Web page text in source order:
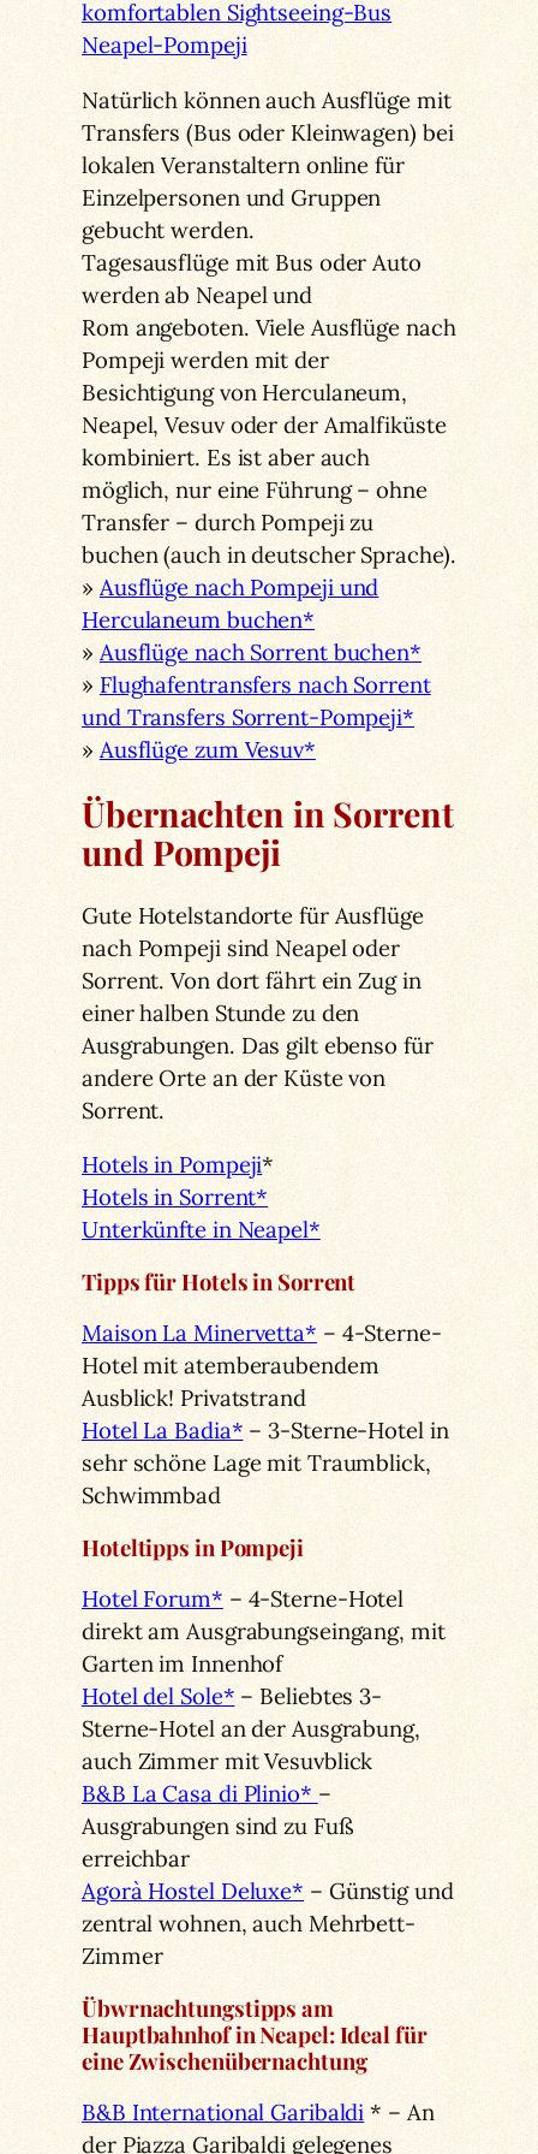
komfortablen Sightseeing-Bus
Neapel-Pompeji
Natürlich können auch Ausflüge mit
Transfers (Bus oder Kleinwagen) bei
lokalen Veranstaltern online für
Einzelpersonen und Gruppen
gebucht werden.
Tagesausflüge mit Bus oder Auto
werden ab Neapel und
Rom angeboten. Viele Ausflüge nach
Pompeji werden mit der
Besichtigung von Herculaneum,
Neapel, Vesuv oder der Amalfiküste
kombiniert. Es ist aber auch
möglich, nur eine Führung – ohne
Transfer – durch Pompeji zu
buchen (auch in deutscher Sprache).
» Ausflüge nach Pompeji und
Herculaneum buchen*
» Ausflüge nach Sorrent buchen*
» Flughafentransfers nach Sorrent
und Transfers Sorrent-Pompeji*
» Ausflüge zum Vesuv*
Übernachten in Sorrent
und Pompeji
Gute Hotelstandorte für Ausflüge
nach Pompeji sind Neapel oder
Sorrent. Von dort fährt ein Zug in
einer halben Stunde zu den
Ausgrabungen. Das gilt ebenso für
andere Orte an der Küste von
Sorrent.
Hotels in Pompeji*
Hotels in Sorrent*
Unterkünfte in Neapel*
Tipps für Hotels in Sorrent
Maison La Minervetta* – 4-Sterne-
Hotel mit atemberaubendem
Ausblick! Privatstrand
Hotel La Badia* – 3-Sterne-Hotel in
sehr schöne Lage mit Traumblick,
Schwimmbad
Hoteltipps in Pompeji
Hotel Forum* – 4-Sterne-Hotel
direkt am Ausgrabungseingang, mit
Garten im Innenhof
Hotel del Sole* – Beliebtes 3-
Sterne-Hotel an der Ausgrabung,
auch Zimmer mit Vesuvblick
B&B La Casa di Plinio* –
Ausgrabungen sind zu Fuß
erreichbar
Agorà Hostel Deluxe* – Günstig und
zentral wohnen, auch Mehrbett-
Zimmer
Übwrnachtungstipps am
Hauptbahnhof in Neapel: Ideal für
eine Zwischenübernachtung
B&B International Garibaldi * – An
der Piazza Garibaldi gelegenes